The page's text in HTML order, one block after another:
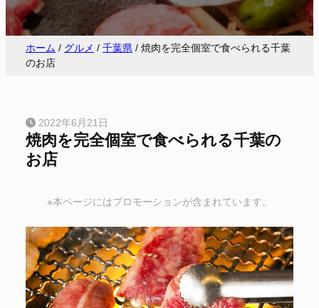
ホーム / グルメ / 千葉県 / 焼肉を完全個室で食べられる千葉
のお店
2022年6月21日
焼肉を完全個室で食べられる千葉の
お店
※本ページにはプロモーションが含まれています。